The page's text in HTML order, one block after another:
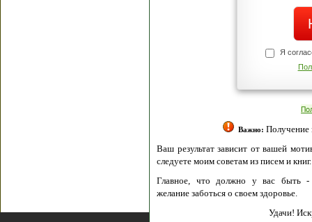
Я
Важно:Получение
Ваш результат зависит от вашей
следуете моим советам из писем и книг.
Главное, что должно у вас быть -
желание заботься о своем здоровье.
Удачи!